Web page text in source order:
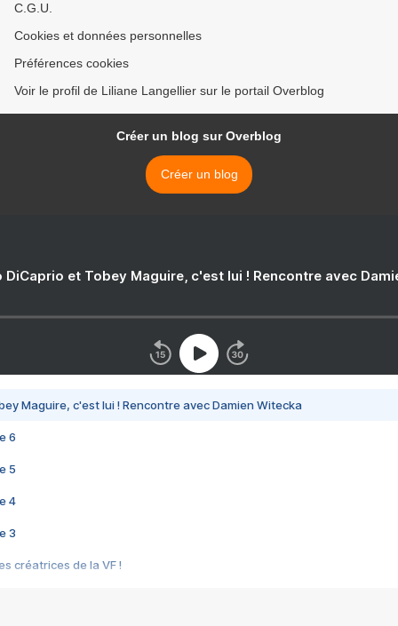
C.G.U.
Cookies et données personnelles
Préférences cookies
Voir le profil de Liliane Langellier sur le portail Overblog
Créer un blog sur Overblog
Créer un blog
DiCaprio et Tobey Maguire, c'est lui ! Rencontre avec
Maguire, c'est lui ! Rencontre avec Damien Witecka
6
5
4
3
créatrices de la VF !